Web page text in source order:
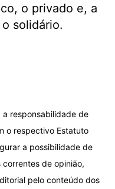
o privado e, a
solidário.
a responsabilidade de
o respectivo Estatuto
a possibilidade de
de opinião,
pelo conteúdo dos